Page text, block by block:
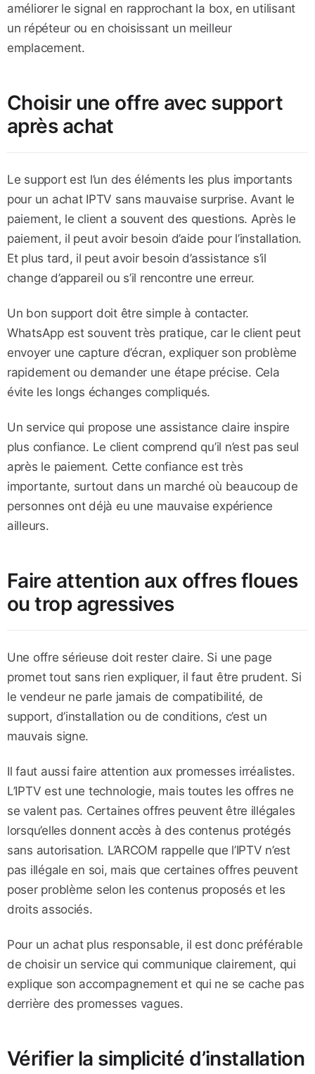
améliorer le signal en rapprochant la box, en utilisant
un répéteur ou en choisissant un meilleur
emplacement.
Choisir une offre avec support
après achat
Le support est l’un des éléments les plus importants
pour un achat IPTV sans mauvaise surprise. Avant le
paiement, le client a souvent des questions. Après le
paiement, il peut avoir besoin d’aide pour l’installation.
Et plus tard, il peut avoir besoin d’assistance s’il
change d’appareil ou s’il rencontre une erreur.
Un bon support doit être simple à contacter.
WhatsApp est souvent très pratique, car le client peut
envoyer une capture d’écran, expliquer son problème
rapidement ou demander une étape précise. Cela
évite les longs échanges compliqués.
Un service qui propose une assistance claire inspire
plus confiance. Le client comprend qu’il n’est pas seul
après le paiement. Cette confiance est très
importante, surtout dans un marché où beaucoup de
personnes ont déjà eu une mauvaise expérience
ailleurs.
Faire attention aux offres floues
ou trop agressives
Une offre sérieuse doit rester claire. Si une page
promet tout sans rien expliquer, il faut être prudent. Si
le vendeur ne parle jamais de compatibilité, de
support, d’installation ou de conditions, c’est un
mauvais signe.
Il faut aussi faire attention aux promesses irréalistes.
L’IPTV est une technologie, mais toutes les offres ne
se valent pas. Certaines offres peuvent être illégales
lorsqu’elles donnent accès à des contenus protégés
sans autorisation. L’ARCOM rappelle que l’IPTV n’est
pas illégale en soi, mais que certaines offres peuvent
poser problème selon les contenus proposés et les
droits associés.
Pour un achat plus responsable, il est donc préférable
de choisir un service qui communique clairement, qui
explique son accompagnement et qui ne se cache pas
derrière des promesses vagues.
Vérifier la simplicité d’installation